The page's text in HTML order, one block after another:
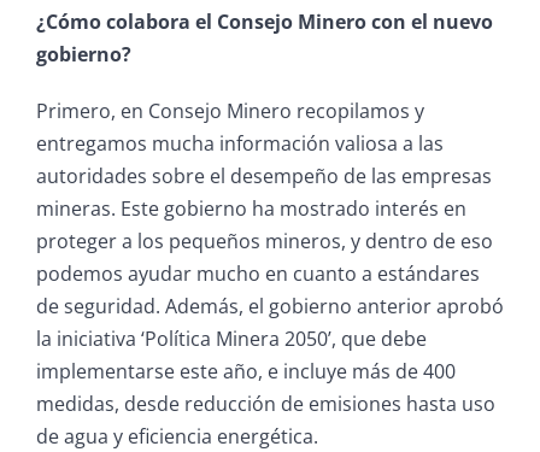
¿Cómo colabora el Consejo Minero con el nuevo
gobierno?
Primero, en Consejo Minero recopilamos y
entregamos mucha información valiosa a las
autoridades sobre el desempeño de las empresas
mineras. Este gobierno ha mostrado interés en
proteger a los pequeños mineros, y dentro de eso
podemos ayudar mucho en cuanto a estándares
de seguridad. Además, el gobierno anterior aprobó
la iniciativa ‘Política Minera 2050’, que debe
implementarse este año, e incluye más de 400
medidas, desde reducción de emisiones hasta uso
de agua y eficiencia energética.